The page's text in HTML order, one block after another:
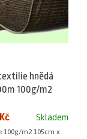
hnědá
100g/m2
Skladem
100g/m2 105cm x